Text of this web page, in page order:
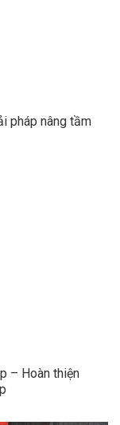
pháp nâng tầm
– Hoàn thiện